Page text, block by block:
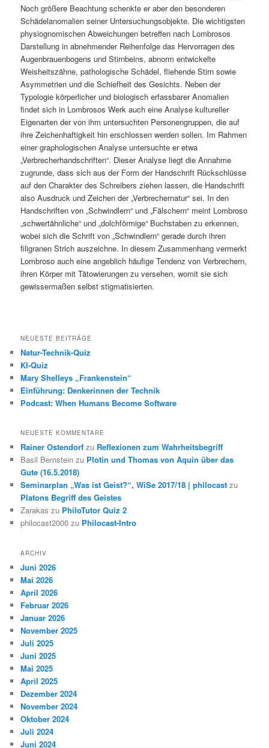
Noch größere Beachtung schenkte er aber den besonderen
Schädelanomalien seiner Untersuchungsobjekte. Die wichtigsten
physiognomischen Abweichungen betreffen nach Lombrosos
Darstellung in abnehmender Reihenfolge das Hervorragen des
Augenbrauenbogens und Stirnbeins, abnorm entwickelte
Weisheitszähne, pathologische Schädel, fliehende Stirn sowie
Asymmetrien und die Schiefheit des Gesichts. Neben der
Typologie körperlicher und biologisch erfassbarer Anomalien
findet sich in Lombrosos Werk auch eine Analyse kultureller
Eigenarten der von ihm untersuchten Personengruppen, die auf
ihre Zeichenhaftigkeit hin erschlossen werden sollen. Im Rahmen
einer graphologischen Analyse untersuchte er etwa
„Verbrecherhandschriften“. Dieser Analyse liegt die Annahme
zugrunde, dass sich aus der Form der Handschrift Rückschlüsse
auf den Charakter des Schreibers ziehen lassen, die Handschrift
also Ausdruck und Zeichen der „Verbrechernatur“ sei. In den
Handschriften von „Schwindlern“ und „Fälschern“ meint Lombroso
„schwertähnliche“ und „dolchförmige“ Buchstaben zu erkennen,
wobei sich die Schrift von „Schwindlern“ gerade durch ihren
filigranen Strich auszeichne. In diesem Zusammenhang vermerkt
Lombroso auch eine angeblich häufige Tendenz von Verbrechern,
ihren Körper mit Tätowierungen zu versehen, womit sie sich
gewissermaßen selbst stigmatisierten.
NEUESTE BEITRÄGE
Natur-Technik-Quiz
KI-Quiz
Mary Shelleys „Frankenstein“
Einführung: Denkerinnen der Technik
Podcast: When Humans Become Software
NEUESTE KOMMENTARE
Rainer Ostendorf zu Reflexionen zum Wahrheitsbegriff
Basil Bernstein zu Plotin und Thomas von Aquin über das
Gute (16.5.2018)
Seminarplan „Was ist Geist?“, WiSe 2017/18 | philocast zu
Platons Begriff des Geistes
Zarakas zu PhiloTutor Quiz 2
philocast2000 zu Philocast-Intro
ARCHIV
Juni 2026
Mai 2026
April 2026
Februar 2026
Januar 2026
November 2025
Juli 2025
Juni 2025
Mai 2025
April 2025
Dezember 2024
November 2024
Oktober 2024
Juli 2024
Juni 2024